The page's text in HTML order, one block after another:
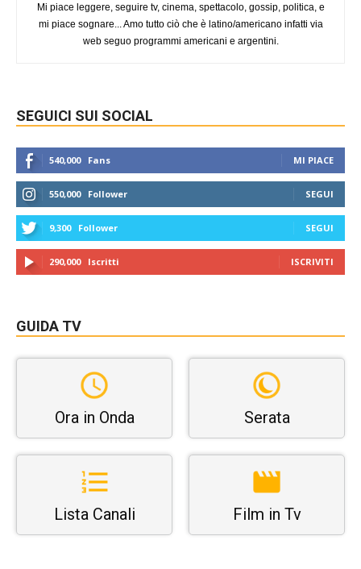
Mi piace leggere, seguire tv, cinema, spettacolo, gossip, politica, e
mi piace sognare... Amo tutto ciò che è latino/americano infatti via
web seguo programmi americani e argentini.
SEGUICI SUI SOCIAL
540,000 Fans MI PIACE
550,000 Follower SEGUI
9,300 Follower SEGUI
290,000 Iscritti ISCRIVITI
GUIDA TV
Ora in Onda Serata
Lista Canali Film in Tv